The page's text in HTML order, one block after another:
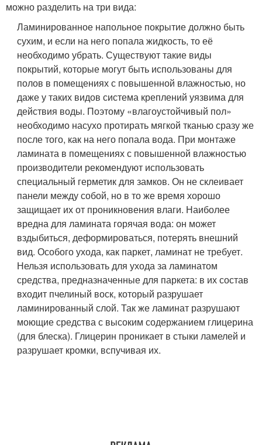
можно разделить на три вида:
Ламинированное напольное покрытие должно быть
сухим, и если на него попала жидкость, то её
необходимо убрать. Существуют такие виды
покрытий, которые могут быть использованы для
полов в помещениях с повышенной влажностью, но
даже у таких видов система креплений уязвима для
действия воды. Поэтому «влагоустойчивый пол»
необходимо насухо протирать мягкой тканью сразу же
после того, как на него попала вода. При монтаже
ламината в помещениях с повышенной влажностью
производители рекомендуют использовать
специальный герметик для замков. Он не склеивает
панели между собой, но в то же время хорошо
защищает их от проникновения влаги. Наиболее
вредна для ламината горячая вода: он может
вздыбиться, деформироваться, потерять внешний
вид. Особого ухода, как паркет, ламинат не требует.
Нельзя использовать для ухода за ламинатом
средства, предназначенные для паркета: в их состав
входит пчелиный воск, который разрушает
ламинированный слой. Так же ламинат разрушают
моющие средства с высоким содержанием глицерина
(для блеска). Глицерин проникает в стыки ламелей и
разрушает кромки, вспучивая их.